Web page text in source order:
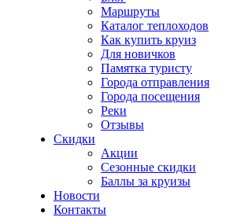
Маршруты
Каталог теплоходов
Как купить круиз
Для новичков
Памятка туристу
Города отправления
Города посещения
Реки
Отзывы
Скидки
Акции
Сезонные скидки
Баллы за круизы
Новости
Контакты